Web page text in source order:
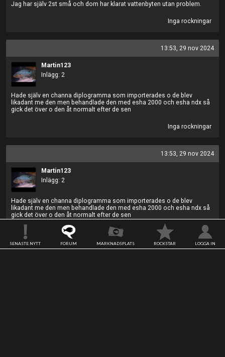
SENASTE NYTT FORUM MARKNADSPLATS ROCKSTAR LOGGA IN
Jag har själv 2st små och dom har klarat vattenbyten utan problem.
Inga rockningar
13:53, 29 nov 2024
Martin123
Inlägg: 2
Hade själv en channa diplogramma som importerades o de blev
likadant me den men behandlade den med esha 2000 och esha ndx så
gick det över o den åt normalt efter de sen
Inga rockningar
13:53, 29 nov 2024
Martin123
Inlägg: 2
Hade själv en channa diplogramma som importerades o de blev
likadant me den men behandlade den med esha 2000 och esha ndx så
gick det över o den åt normalt efter de sen
Inga rockningar